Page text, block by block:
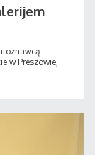
w Preszowie,